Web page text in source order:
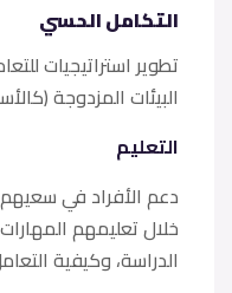
التكامل الحسي
تطوير استراتيجيات
البيئات المزدوجة
التعليم
دعم الأفراد في
خلال تعليمهم
الدراسة، وكيفية